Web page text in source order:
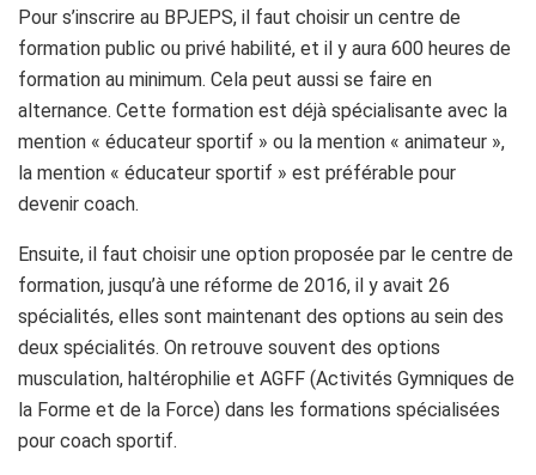
Pour s’inscrire au BPJEPS, il faut choisir un centre de
formation public ou privé habilité, et il y aura 600 heures de
formation au minimum. Cela peut aussi se faire en
alternance. Cette formation est déjà spécialisante avec la
mention « éducateur sportif » ou la mention « animateur »,
la mention « éducateur sportif » est préférable pour
devenir coach.
Ensuite, il faut choisir une option proposée par le centre de
formation, jusqu’à une réforme de 2016, il y avait 26
spécialités, elles sont maintenant des options au sein des
deux spécialités. On retrouve souvent des options
musculation, haltérophilie et AGFF (Activités Gymniques de
la Forme et de la Force) dans les formations spécialisées
pour coach sportif.